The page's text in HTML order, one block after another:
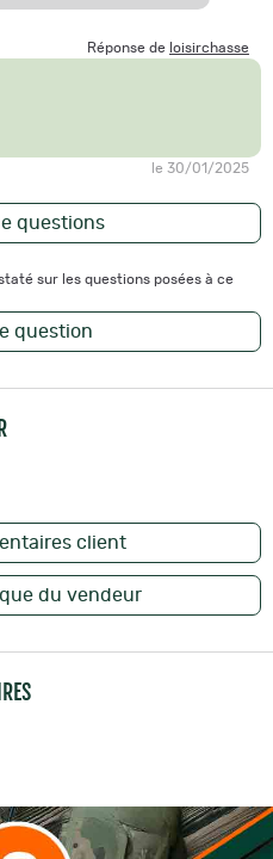
Réponse de loisirchasse
le 30/01/2025
questions
sur les questions posées à ce
question
client
du vendeur